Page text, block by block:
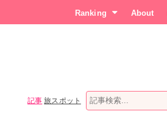
Ranking About
記事 旅スポット